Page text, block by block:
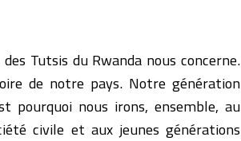
Tutsis du Rwanda nous concerne.
de notre pays. Notre génération
pourquoi nous irons, ensemble, au
civile et aux jeunes générations